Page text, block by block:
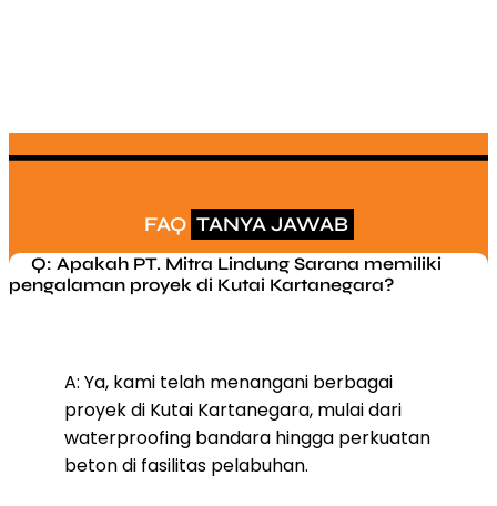
FAQ TANYA JAWAB
Q: Apakah PT. Mitra Lindung Sarana memiliki
pengalaman proyek di Kutai Kartanegara?
A: Ya, kami telah menangani berbagai
proyek di Kutai Kartanegara, mulai dari
waterproofing bandara hingga perkuatan
beton di fasilitas pelabuhan.